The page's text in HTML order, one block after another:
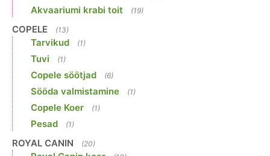
Akvaariumi krabi toit (19)
COPELE (13)
Tarvikud (1)
Tuvi (1)
Copele söötjad (6)
Sööda valmistamine (1)
Copele Koer (1)
Pesad (1)
ROYAL CANIN (20)